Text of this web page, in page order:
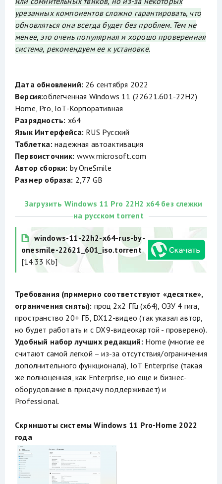
урезанных компонентов сложно гарантировать, что
обновляться она всегда будет без проблем. Тем не
менее, это очень популярная и хорошо проверенная
система, рекомендуем ее к установке.
Дата обновлений: 26 сентября 2022
Версия:облегченная Windows 11 (22621.601-22H2)
Home, Pro, IoT-Корпоративная
Разрядность: x64
Язык Интерфейса: RUS Русский
Таблетка: надежная автоактивация
Первоисточник: www.microsoft.com
Автор сборки: by OneSmile
Размер образа: 2,77 GB
Загрузить Windows 11 Pro 22H2 x64 без слежки
на русском torrent
windows-11-22h2-x64-rus-by-
onesmile-22621_601_iso.torrent
[14.33 Kb]
Требования (примерно соответствуют «десятке»,
ограничения сняты): проц 2х2 ГГц (х64), ОЗУ 4 гига,
пространство 20+ ГБ, DX12-видео (так указал автор,
но будет работать и с DX9-видеокартой - проверено).
Удобный набор лучших редакций: Home (многие ее
считают самой легкой – из-за отсутствия/ограничения
дополнительного функционала), IoT Enterprise (такая
же полноценная, как Enterprise, но еще и бизнес-
оборудование в придачу поддерживает) и
Professional.
Скриншоты системы Windows 11 Pro-Home 2022
года